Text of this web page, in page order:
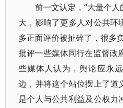
前一文认定，“大量个
大，影响了更多人对公共环
多正面评价被扯碎了，很多
批评一些媒体同行在监督政
些媒体人认为，舆论应永
边，并将这个站位摆上了道
是个人与公共利益及公权力